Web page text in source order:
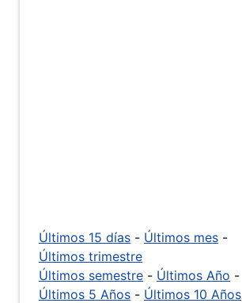
Últimos 15 días - Últimos mes -
Últimos trimestre
Últimos semestre - Últimos Año -
Últimos 5 Años - Últimos 10 Años